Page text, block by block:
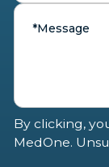
By clicking,
MedOne.